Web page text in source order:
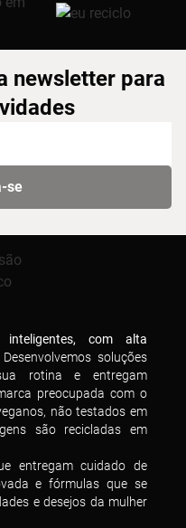
newsletter para
se
inteligentes, com alta
soluções
rotina e entregam
preocupada com o
não testados em
são recicladas em
entregam cuidado de
e fórmulas que se
e desejos da mulher